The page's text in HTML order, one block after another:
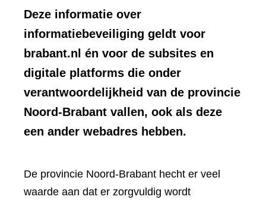
Deze informatie over
informatiebeveiliging geldt voor
brabant.nl én voor de subsites en
digitale platforms die onder
verantwoordelijkheid van de provincie
Noord-Brabant vallen, ook als deze
een ander webadres hebben.
De provincie Noord-Brabant hecht er veel
waarde aan dat er zorgvuldig wordt